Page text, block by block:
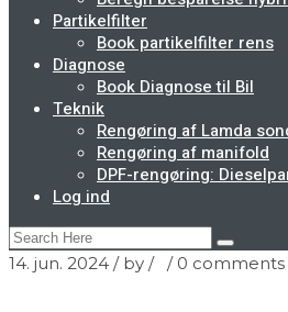
Partikelfilter
Book partikelfilter rens
Diagnose
Book Diagnose til Bil
Teknik
Rengøring af Lamda
Rengøring af manifold
DPF-rengøring:
Log ind
14. jun. 2024 / by / / 0 comments